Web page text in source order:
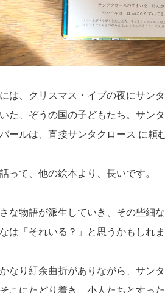
は、クリスマス・イブの夜にサン
た、ぞうの国の子どもたち。サン
ールは、直接サンタクロース に頼
って、他の絵本より、長いです。
な物語が派生していき、その些細
は「それいる？」と思うかもしれ
なり紆余曲折がありながら、サン
こにたどり着き、小人たちとすっ